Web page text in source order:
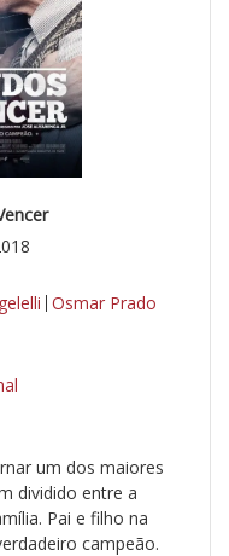
Osmar Prado
um dos maiores
dividido entre a
Pai e filho na
campeão.